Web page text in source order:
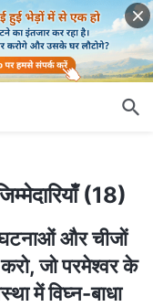
(18)
घटनाओं और चीजों
जो परमेश्वर के
में विघ्न-बाधा